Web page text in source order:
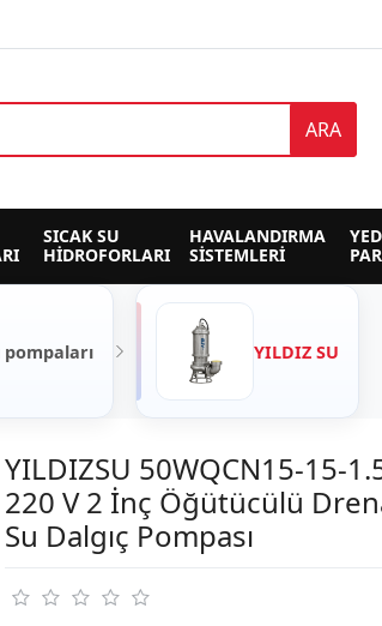
ARA
SICAK SU
HİDROFORLARI
HAVALANDIRMA
SİSTEMLERİ
YILDIZ SU
YILDIZSU 50WQCN15-15-
220 V 2 İnç Öğütücülü
Su Dalgıç Pompası